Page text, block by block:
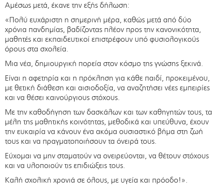
Αμέσως μετά, έκανε την εξής δήλωση:
«Πολύ ευχάριστη η σημερινή μέρα, καθώς μετά από δύο
χρόνια πανδημίας, βαδίζοντας πλέον προς την κανονικότητα,
μαθητές και εκπαιδευτικοί επιστρέφουν υπό φυσιολογικούς
όρους στα σχολεία.
Μια νέα, δημιουργική πορεία στον κόσμο της γνώσης ξεκινά.
Είναι η αφετηρία και η πρόκληση για κάθε παιδί, προκειμένου,
με θετική διάθεση και αισιοδοξία, να αναζητήσει νέες εμπειρίες
και να θέσει καινούργιους στόχους.
Με την καθοδήγηση των δασκάλων και των καθηγητών τους, τα
μέλη της μαθητικής κοινότητας, μεθοδικά και υπεύθυνα, έχουν
την ευκαιρία να κάνουν ένα ακόμα ουσιαστικό βήμα στη ζωή
τους και να πραγματοποιήσουν τα όνειρά τους.
Εύχομαι να μην σταματούν να ονειρεύονται, να θέτουν στόχους
και να υλοποιούν τις επιδιώξεις τους.
Καλή σχολική χρονιά σε όλους, με υγεία και πρόοδο!».